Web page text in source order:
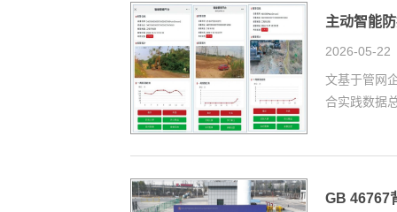
主动智能
2026-05-22
文基于管网
合实践数据
GB 46767